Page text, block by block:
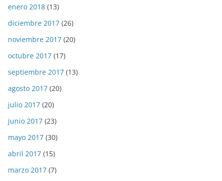
enero 2018 (13)
diciembre 2017 (26)
noviembre 2017 (20)
octubre 2017 (17)
septiembre 2017 (13)
agosto 2017 (20)
julio 2017 (20)
junio 2017 (23)
mayo 2017 (30)
abril 2017 (15)
marzo 2017 (7)